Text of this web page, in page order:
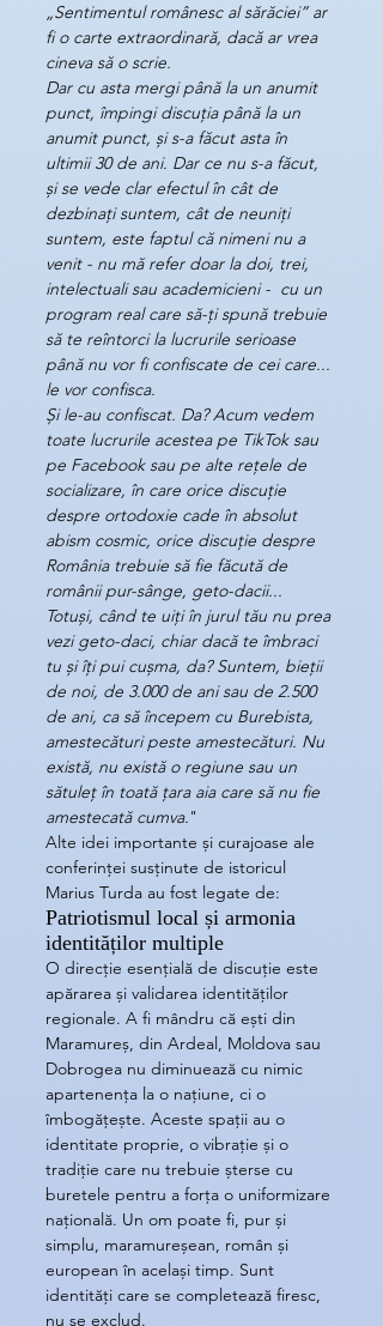
„Sentimentul românesc al sărăciei” ar
fi o carte extraordinară, dacă ar vrea
cineva să o scrie.
Dar cu asta mergi până la un anumit
punct, împingi discuția până la un
anumit punct, și s-a făcut asta în
ultimii 30 de ani. Dar ce nu s-a făcut,
și se vede clar efectul în cât de
dezbinați suntem, cât de neuniți
suntem, este faptul că nimeni nu a
venit - nu mă refer doar la doi, trei,
intelectuali sau academicieni -  cu un
program real care să-ți spună trebuie
să te reîntorci la lucrurile serioase
până nu vor fi confiscate de cei care...
le vor confisca.
Și le-au confiscat. Da? Acum vedem
toate lucrurile acestea pe TikTok sau
pe Facebook sau pe alte rețele de
socializare, în care orice discuție
despre ortodoxie cade în absolut
abism cosmic, orice discuție despre
România trebuie să fie făcută de
românii pur-sânge, geto-dacii...
Totuși, când te uiți în jurul tău nu prea
vezi geto-daci, chiar dacă te îmbraci
tu și îți pui cușma, da? Suntem, bieții
de noi, de 3.000 de ani sau de 2.500
de ani, ca să începem cu Burebista,
amestecături peste amestecături. Nu
există, nu există o regiune sau un
sătuleț în toată țara aia care să nu fie
amestecată cumva."
Alte idei importante și curajoase ale
conferinței susținute de istoricul
Marius Turda au fost legate de:
Patriotismul local și armonia
identităților multiple
O direcție esențială de discuție este
apărarea și validarea identităților
regionale. A fi mândru că ești din
Maramureș, din Ardeal, Moldova sau
Dobrogea nu diminuează cu nimic
apartenența la o națiune, ci o
îmbogățește. Aceste spații au o
identitate proprie, o vibrație și o
tradiție care nu trebuie șterse cu
buretele pentru a forța o uniformizare
națională. Un om poate fi, pur și
simplu, maramureșean, român și
european în același timp. Sunt
identități care se completează firesc,
nu se exclud.